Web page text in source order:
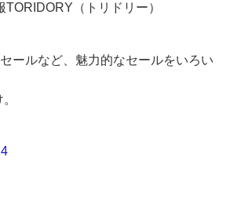
（トリドリー）
ールなど、魅力的なセールをいろい